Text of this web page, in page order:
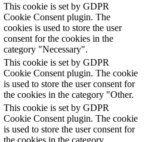
This cookie is set by GDPR
Cookie Consent plugin. The
cookies is used to store the user
consent for the cookies in the
category "Necessary".
This cookie is set by GDPR
Cookie Consent plugin. The cookie
is used to store the user consent for
the cookies in the category "Other.
This cookie is set by GDPR
Cookie Consent plugin. The cookie
is used to store the user consent for
the cookies in the category